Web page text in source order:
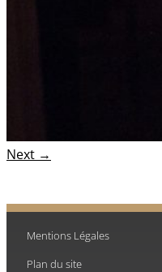
Next →
Mentions Légales
Plan du site